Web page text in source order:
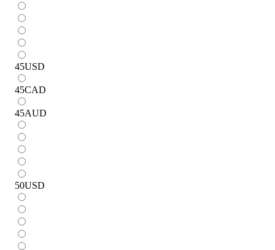
45USD
45CAD
45AUD
50USD